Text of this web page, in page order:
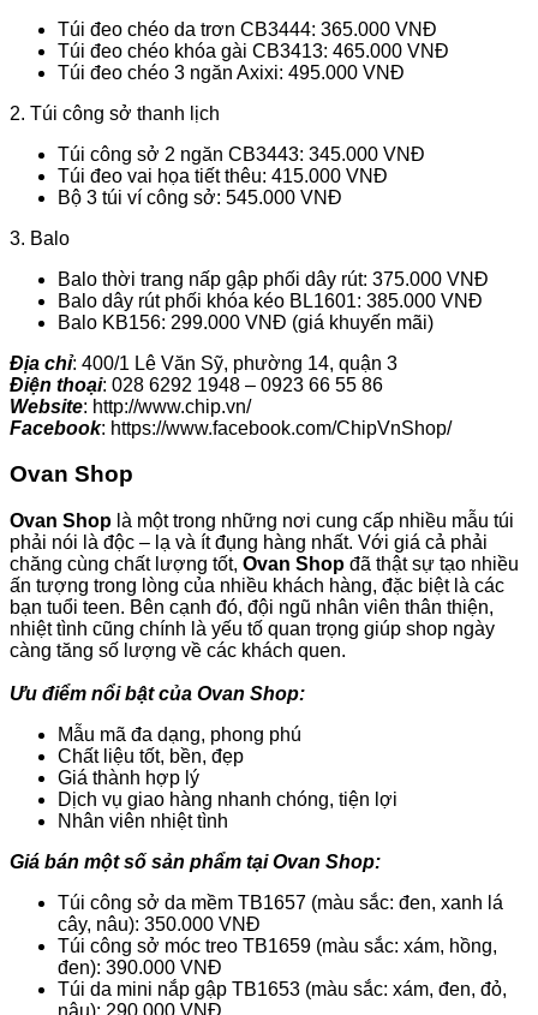
Túi đeo chéo da trơn CB3444: 365.000 VNĐ
Túi đeo chéo khóa gài CB3413: 465.000 VNĐ
Túi đeo chéo 3 ngăn Axixi: 495.000 VNĐ
2. Túi công sở thanh lịch
Túi công sở 2 ngăn CB3443: 345.000 VNĐ
Túi đeo vai họa tiết thêu: 415.000 VNĐ
Bộ 3 túi ví công sở: 545.000 VNĐ
3. Balo
Balo thời trang nấp gập phối dây rút: 375.000 VNĐ
Balo dây rút phối khóa kéo BL1601: 385.000 VNĐ
Balo KB156: 299.000 VNĐ (giá khuyến mãi)
Địa chỉ: 400/1 Lê Văn Sỹ, phường 14, quận 3
Điện thoại: 028 6292 1948 – 0923 66 55 86
Website: http://www.chip.vn/
Facebook: https://www.facebook.com/ChipVnShop/
Ovan Shop
Ovan Shop là một trong những nơi cung cấp nhiều mẫu túi
phải nói là độc – lạ và ít đụng hàng nhất. Với giá cả phải
chăng cùng chất lượng tốt, Ovan Shop đã thật sự tạo nhiều
ấn tượng trong lòng của nhiều khách hàng, đặc biệt là các
bạn tuổi teen. Bên cạnh đó, đội ngũ nhân viên thân thiện,
nhiệt tình cũng chính là yếu tố quan trọng giúp shop ngày
càng tăng số lượng về các khách quen.
Ưu điểm nổi bật của Ovan Shop:
Mẫu mã đa dạng, phong phú
Chất liệu tốt, bền, đẹp
Giá thành hợp lý
Dịch vụ giao hàng nhanh chóng, tiện lợi
Nhân viên nhiệt tình
Giá bán một số sản phẩm tại Ovan Shop:
Túi công sở da mềm TB1657 (màu sắc: đen, xanh lá
cây, nâu): 350.000 VNĐ
Túi công sở móc treo TB1659 (màu sắc: xám, hồng,
đen): 390.000 VNĐ
Túi da mini nắp gập TB1653 (màu sắc: xám, đen, đỏ,